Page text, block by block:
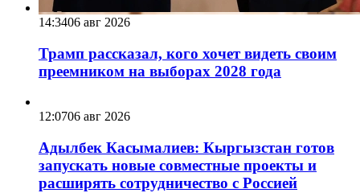
14:3406 авг 2026
Трамп рассказал, кого хочет видеть своим
преемником на выборах 2028 года
12:0706 авг 2026
Адылбек Касымалиев: Кыргызстан готов
запускать новые совместные проекты и
расширять сотрудничество с Россией